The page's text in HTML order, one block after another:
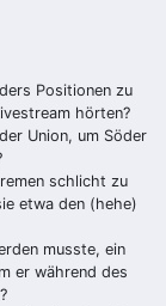
Positionen zu
hörten?
Union, um Söder
schlicht zu
etwa den (hehe)
musste, ein
er während des